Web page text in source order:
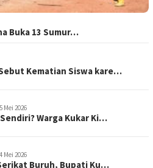
Buka 13 Sumur…
Kematian Siswa kare…
5 Mei 2026
Warga Kukar Ki…
4 Mei 2026
Buruh, Bupati Ku…